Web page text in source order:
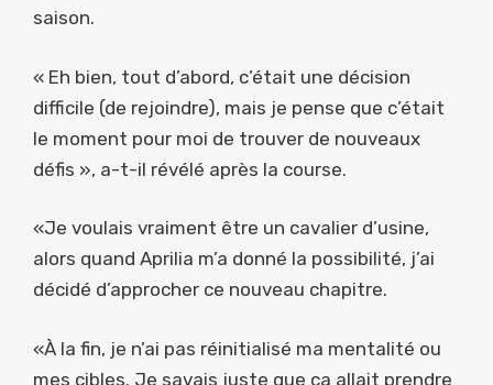
saison.
« Eh bien, tout d’abord, c’était une décision
difficile (de rejoindre), mais je pense que c’était
le moment pour moi de trouver de nouveaux
défis », a-t-il révélé après la course.
«Je voulais vraiment être un cavalier d’usine,
alors quand Aprilia m’a donné la possibilité, j’ai
décidé d’approcher ce nouveau chapitre.
«À la fin, je n’ai pas réinitialisé ma mentalité ou
mes cibles. Je savais juste que ça allait prendre